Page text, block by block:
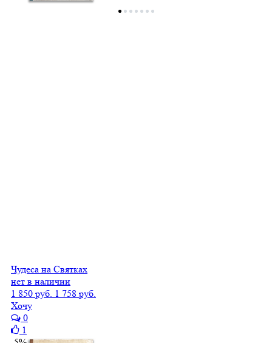
Чудеса на Святках
нет в наличии
1 850 руб. 1 758 руб.
Хочу
0
1